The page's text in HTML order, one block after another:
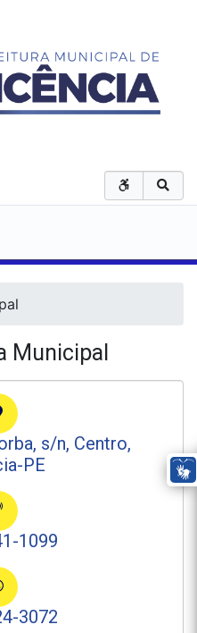
Municipal
s/n, Centro,
PE
1099
3072